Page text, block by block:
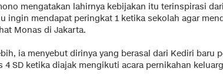
mengatakan lahirnya kebijakan itu terinspirasi
ingin mendapat peringkat 1 ketika sekolah agar
Monas di Jakarta.
ia menyebut dirinya yang berasal dari Kediri baru
4 SD ketika diajak mengikuti acara pernikahan